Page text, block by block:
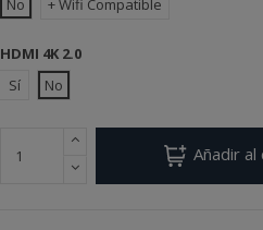
No
+ Wifi Compatible
HDMI 4K 2.0
Sí
No
Añadir al